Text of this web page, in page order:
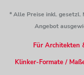
* Alle Preise inkl. gesetzl.
Angebot
Für Architekten
Klinker-Formate /